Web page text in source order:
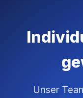
Unser